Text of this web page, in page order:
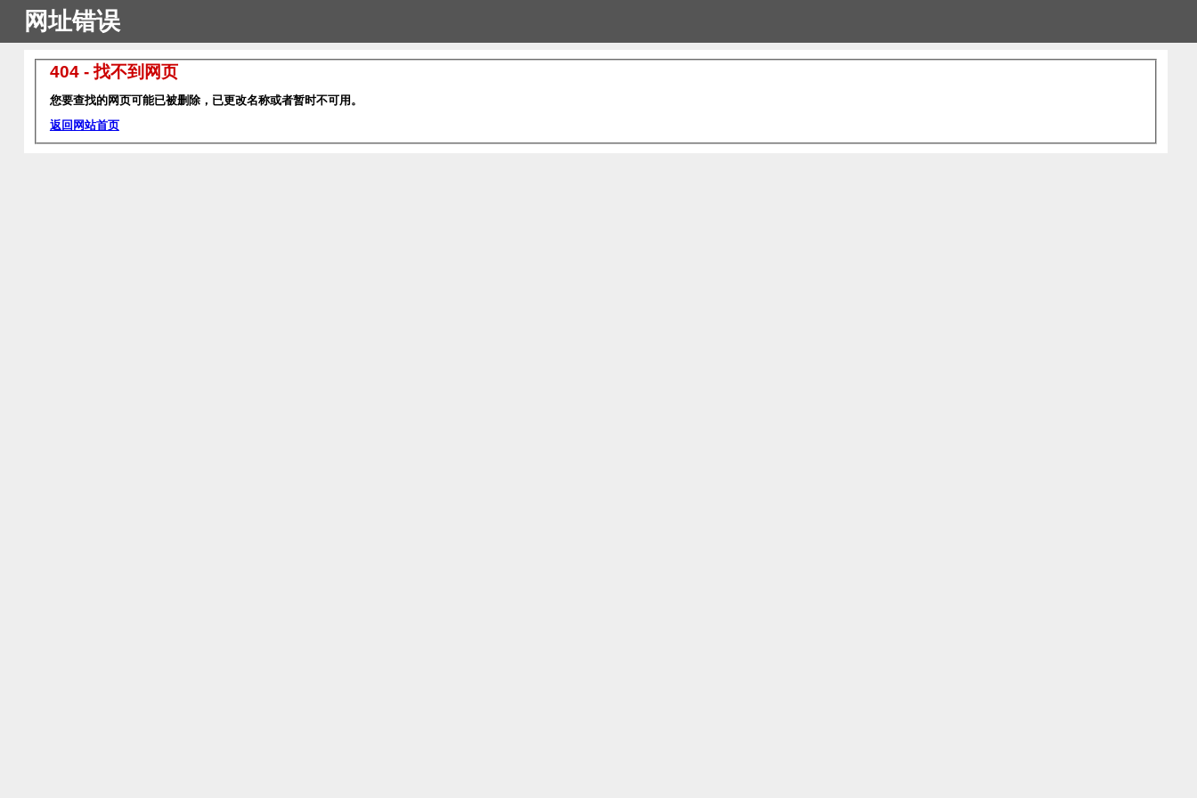
网址错误
404 - 找不到网页
您要查找的网页可能已被删除，已更改名称或者暂时不可用。
返回网站首页